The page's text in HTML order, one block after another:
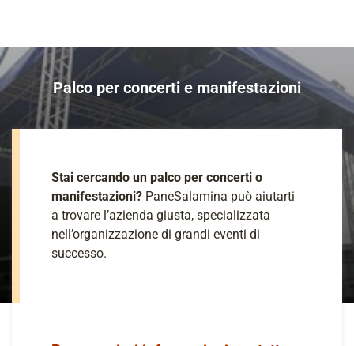
Palco per concerti e manifestazioni
Stai cercando un palco per concerti o
manifestazioni? PaneSalamina può aiutarti
a trovare l’azienda giusta, specializzata
nell’organizzazione di grandi eventi di
successo.